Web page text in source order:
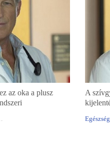
az oka a plusz
A
Egészség